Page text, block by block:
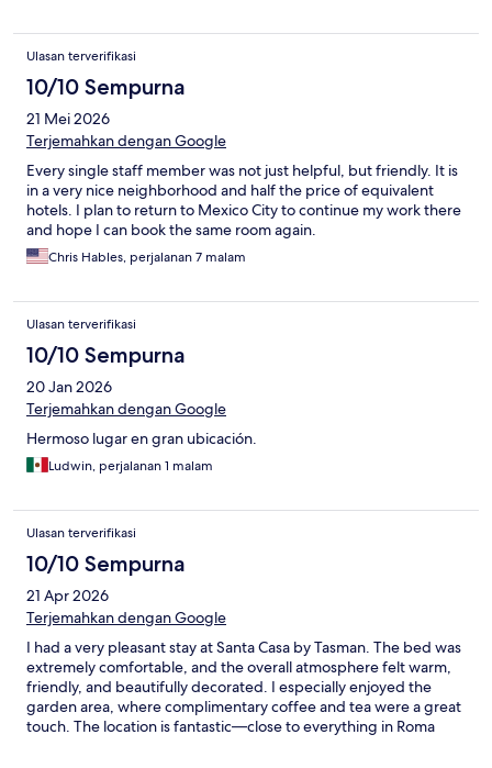
Ulasan terverifikasi
10/10 Sempurna
21 Mei 2026
Terjemahkan dengan Google
Every single staff member was not just helpful, but friendly. It is
in a very nice neighborhood and half the price of equivalent
hotels. I plan to return to Mexico City to continue my work there
and hope I can book the same room again.
Chris Hables, perjalanan 7 malam
Ulasan terverifikasi
10/10 Sempurna
20 Jan 2026
Terjemahkan dengan Google
Hermoso lugar en gran ubicación.
Ludwin, perjalanan 1 malam
Ulasan terverifikasi
10/10 Sempurna
21 Apr 2026
Terjemahkan dengan Google
I had a very pleasant stay at Santa Casa by Tasman. The bed was
extremely comfortable, and the overall atmosphere felt warm,
friendly, and beautifully decorated. I especially enjoyed the
garden area, where complimentary coffee and tea were a great
touch. The location is fantastic—close to everything in Roma